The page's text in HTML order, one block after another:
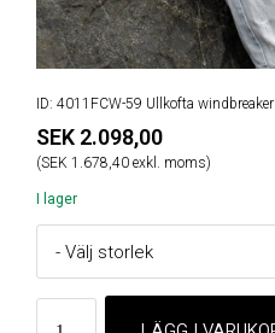
ID: 4011FCW-59 Ullkofta windbreaker
SEK 2.098,00
(SEK 1.678,40 exkl. moms)
I lager